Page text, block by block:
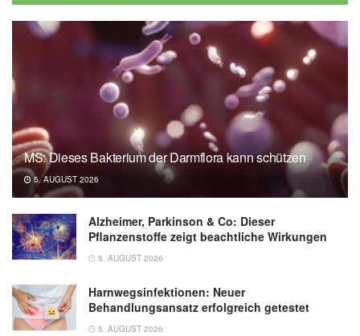
MS: Dieses Bakterium der Darmflora kann schützen
5. AUGUST 2026
Alzheimer, Parkinson & Co: Dieser
Pflanzenstoffe zeigt beachtliche Wirkungen
5. AUGUST 2026
Harnwegsinfektionen: Neuer
Behandlungsansatz erfolgreich getestet
5. AUGUST 2026